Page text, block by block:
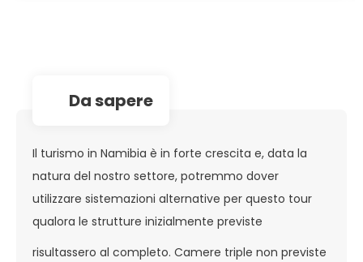
da sapere
Il turismo in Namibia è in forte crescita e, data la
natura del nostro settore, potremmo dover
utilizzare sistemazioni alternative per questo tour
qualora le strutture inizialmente previste
risultassero al completo. Camere triple non previste